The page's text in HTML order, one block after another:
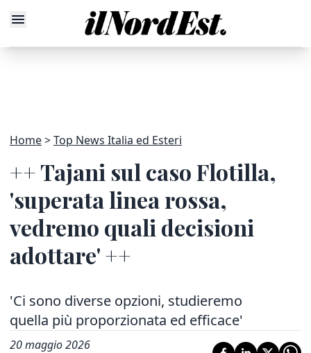
Home Top News Italia ed Esteri
++ Tajani sul caso Flotilla,
'superata linea rossa,
vedremo quali decisioni
adottare' ++
'Ci sono diverse opzioni, studieremo
quella più proporzionata ed efficace'
20 maggio 2026